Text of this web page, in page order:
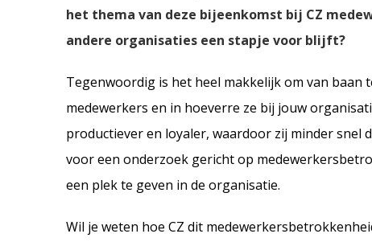
het thema van deze bijeenkomst bij CZ
andere organisaties een stapje voor blijft?
Tegenwoordig is het heel makkelijk om van baan
medewerkers en in hoeverre ze bij jouw
productiever en loyaler, waardoor zij minder snel
voor een onderzoek gericht op
een plek te geven in de organisatie.
Wil je weten hoe CZ dit